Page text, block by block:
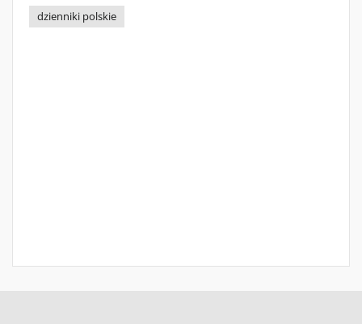
dzienniki polskie